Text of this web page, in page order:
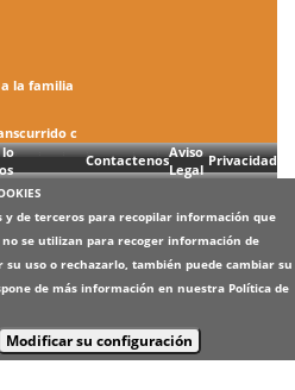
la familia
c
ContactenosAviso
Legal
Privacidad
y de terceros para recopilar información que
se utilizan para recoger información de
uso o rechazarlo, también puede cambiar su
de más información en nuestra Política de